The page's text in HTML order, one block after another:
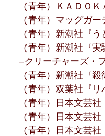
（青年）ＫＡＤＯＫＡ
（青年）マッグガーデ
（青年）新潮社『うど
（青年）新潮社『実
―クリーチャーズ・フ
（青年）新潮社『殺
（青年）双葉社『リ
（青年）日本文芸社
（青年）日本文芸社
（青年）日本文芸社